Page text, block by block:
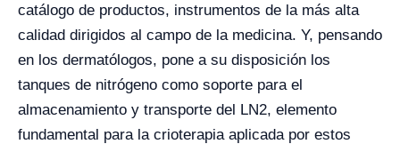
catálogo de productos, instrumentos de la más alta
calidad dirigidos al campo de la medicina. Y, pensando
en los dermatólogos, pone a su disposición los
tanques de nitrógeno como soporte para el
almacenamiento y transporte del LN2, elemento
fundamental para la crioterapia aplicada por estos